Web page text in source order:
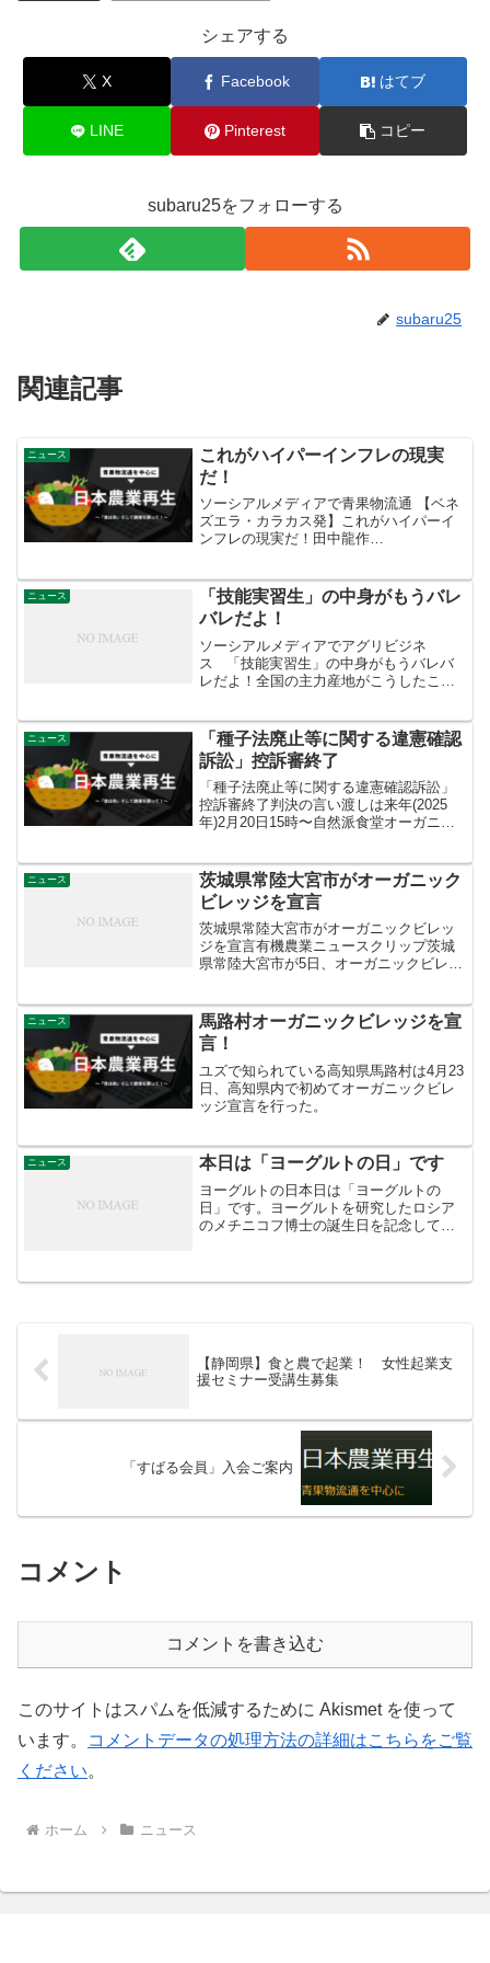
シェアする
X Facebook はてブ
LINE Pinterest コピー
subaru25をフォローする
subaru25
関連記事
ニュース
これがハイパーインフレの現実
だ！
ソーシアルメディアで青果物流通 【ベネ
ズエラ・カラカス発】これがハイパーイ
ンフレの現実だ！田中龍作‏
チーズが買えない 餓死者も』ハイパー
インフレは決して...
ニュース
「技能実習生」の中身がもうバレ
バレだよ！
ソーシアルメディアでアグリビジネ
ス 「技能実習生」の中身がもうバレバ
レだよ！全国の主力産地がこうしたこと
う。労働力確保を真剣に考え直さないと
いけない。 ++++++...
ニュース
「種子法廃止等に関する違憲確認
訴訟」控訴審終了
「種子法廃止等に関する違憲確認訴訟」
控訴審終了判決の言い渡しは来年(2025
年)2月20日15時〜自然派食堂オーガニッ
した。判決の言い渡しは来年(2025年)2月
20日...
ニュース
茨城県常陸大宮市がオーガニック
ビレッジを宣言
茨城県常陸大宮市がオーガニックビレッ
ジを宣言有機農業ニュースクリップ茨城
県常陸大宮市が5日、オーガニックビレッ
へ切替へ。茨城新聞｜茨城・常陸大宮市
が有機農業宣言 ...
ニュース
馬路村オーガニックビレッジを宣
言！
ユズで知られている高知県馬路村は4月23
日、高知県内で初めてオーガニックビレ
ッジ宣言を行った。
ニュース 本日は「ヨーグルトの日」です
ヨーグルトの日本日は「ヨーグルトの
日」です。ヨーグルトを研究したロシア
のメチニコフ博士の誕生日を記念して制
【静岡県】食と農で起業！ 女性起業支
援セミナー受講生募集
「すばる会員」入会ご案内
コメント
コメントを書き込む
このサイトはスパムを低減するために Akismet を使って
います。
コメントデータの処理方法の詳細はこちらをご覧
ください。
ホーム ニュース